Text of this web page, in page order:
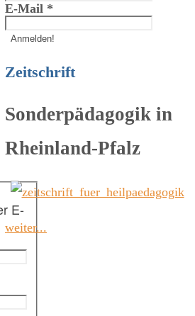
E-
E-Mail *
Zeitschrift
Sonderpädagogik in
Rheinland-Pfalz
weiter...